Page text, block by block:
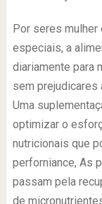
Por seres
especiais, a
diariamente para
sem prejudicares
Uma
optimizar o
nutricionais que
perforniance, As
passam pela
de